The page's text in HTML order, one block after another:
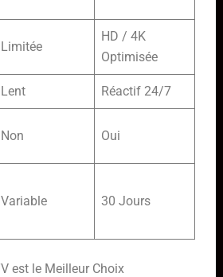
Limitée
HD / 4K
Optimisée
Lent Réactif 24/7
Non Oui
Variable 30 Jours
est le Meilleur Choix